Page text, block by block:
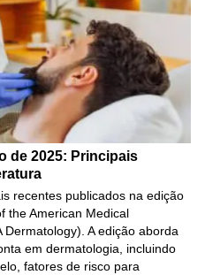
de 2025: Principais
recentes publicados na edição
the American Medical
A edição aborda
em dermatologia, incluindo
fatores de risco para